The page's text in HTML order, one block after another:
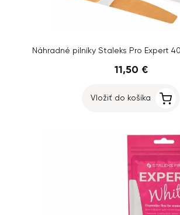
11,50 €
Vložiť do košíka